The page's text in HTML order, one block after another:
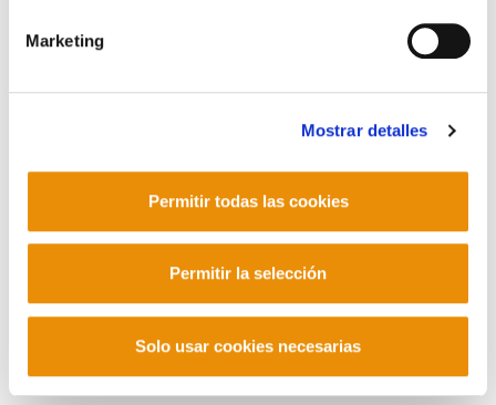
Marketing
Mostrar detalles
Permitir todas las cookies
Permitir la selección
Solo usar cookies necesarias
Mastodon